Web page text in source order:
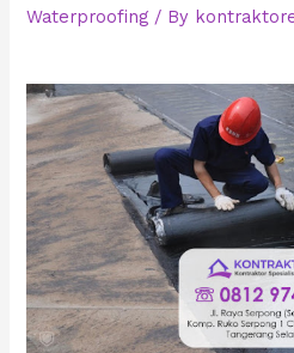
Waterproofing / By